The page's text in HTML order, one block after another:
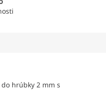
hrúbky 2 mm s